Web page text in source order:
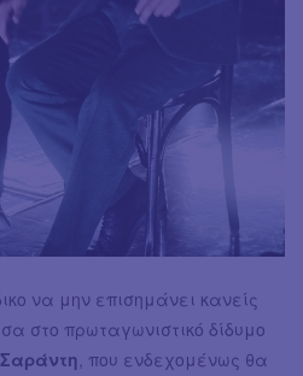
να μην επισημάνει κανείς
στο πρωταγωνιστικό δίδυμο
, που ενδεχομένως θα